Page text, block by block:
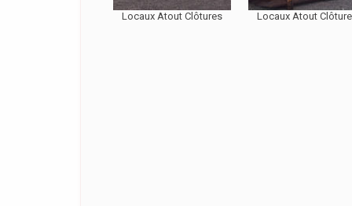
Locaux Atout Clôtures Locaux Atout